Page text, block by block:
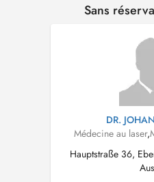
Sans
DR.
Médecine au laser,
Hauptstraße 36,